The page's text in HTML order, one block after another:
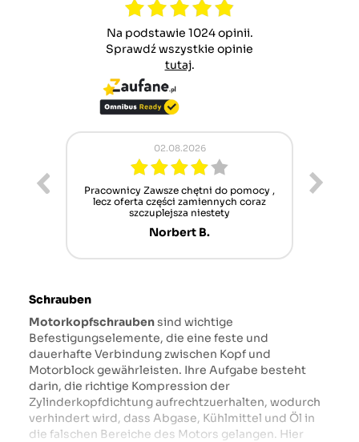
Na podstawie 1024 opinii.
Sprawdź wszystkie opinie
tutaj.
02.08.2026
Pracownicy Zawsze chętni do pomocy ,
lecz oferta części zamiennych coraz
szczuplejsza niestety
Norbert B.
Schrauben
Motorkopfschraubensind wichtige
Befestigungselemente, die eine feste und
dauerhafte Verbindung zwischen Kopf und
Motorblock gewährleisten. Ihre Aufgabe besteht
darin, die richtige Kompression der
Zylinderkopfdichtung aufrechtzuerhalten, wodurch
verhindert wird, dass Abgase, Kühlmittel und Öl in
die falschen Bereiche des Motors gelangen. Hier